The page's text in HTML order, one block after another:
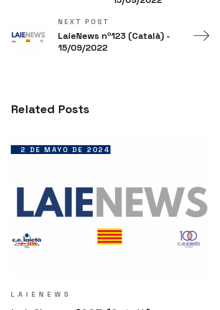
NEXT POST
LaieNews nº123 (Català) -
15/09/2022
Related Posts
2 DE MAYO DE 2024
LAIENEWS